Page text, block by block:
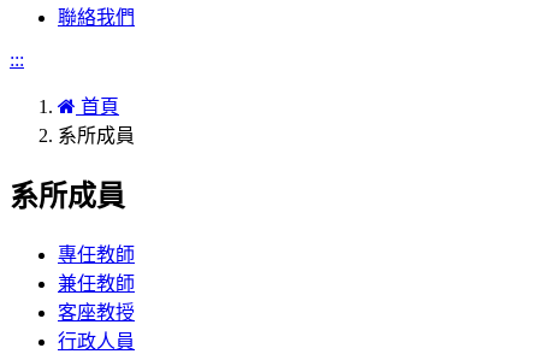
聯絡我們
:::
首頁
系所成員
系所成員
專任教師
兼任教師
客座教授
行政人員